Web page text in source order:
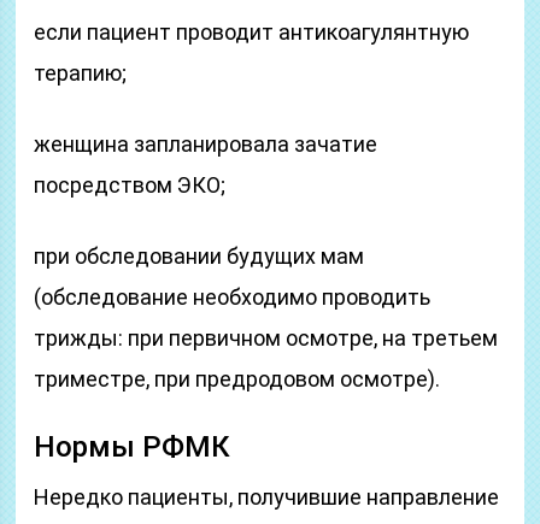
если пациент проводит антикоагулянтную
терапию;
женщина запланировала зачатие
посредством ЭКО;
при обследовании будущих мам
(обследование необходимо проводить
трижды: при первичном осмотре, на третьем
триместре, при предродовом осмотре).
Нормы РФМК
Нередко пациенты, получившие направление